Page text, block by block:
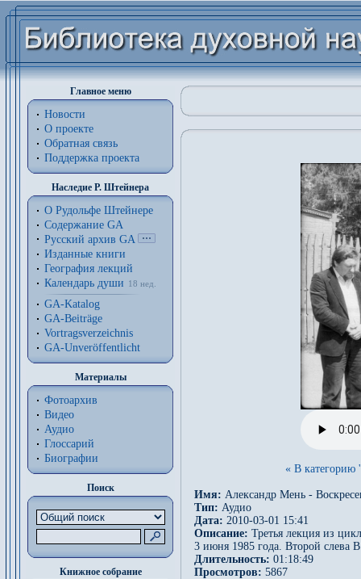
Главное меню
Новости
О проекте
Обратная связь
Поддержка проекта
Наследие Р. Штейнера
О Рудольфе Штейнере
Содержание GA
Русский архив GA
Изданные книги
География лекций
Календарь души
18 нед.
GA-Katalog
GA-Beiträge
Vortragsverzeichnis
GA-Unveröffentlicht
Материалы
Фотоархив
Видео
Аудио
Глоссарий
Биографии
Поиск
Книжное собрание
« В категорию
Имя: Александр Мень -
Тип: Аудио
Дата: 2010-03-01 15:41
Описание: Третья лекция из
3 июня 1985 года. Второй
Длительность: 01:18:49
Просмотров: 5867